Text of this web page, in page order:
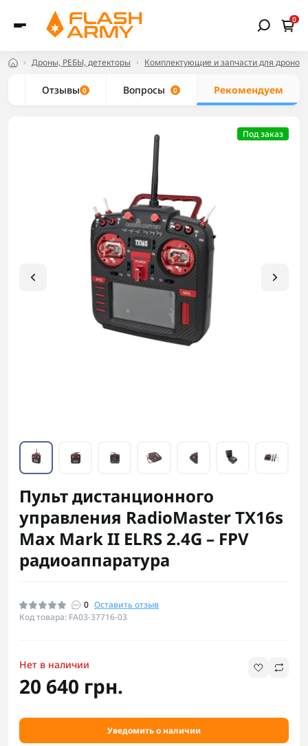
0
Дроны, РЕБЫ, детекторы Комплектующие и запчасти для дронов
Отзывы 0 Вопросы 0 Рекомендуем
Под заказ
Пульт дистанционного
управления RadioMaster TX16s
Max Mark II ELRS 2.4G – FPV
радиоаппаратура
0 Оставить отзыв
Код товара: FA03-37716-03
Нет в наличии
20 640 грн.
Уведомить о наличии